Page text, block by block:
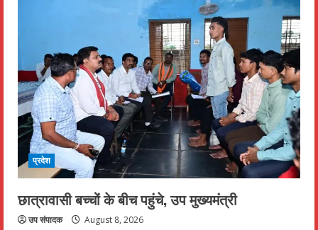
प्रदेश
छात्रावासी बच्चों के बीच पहुंचे, उप मुख्यमंत्री
उप संपादक August 8, 2026